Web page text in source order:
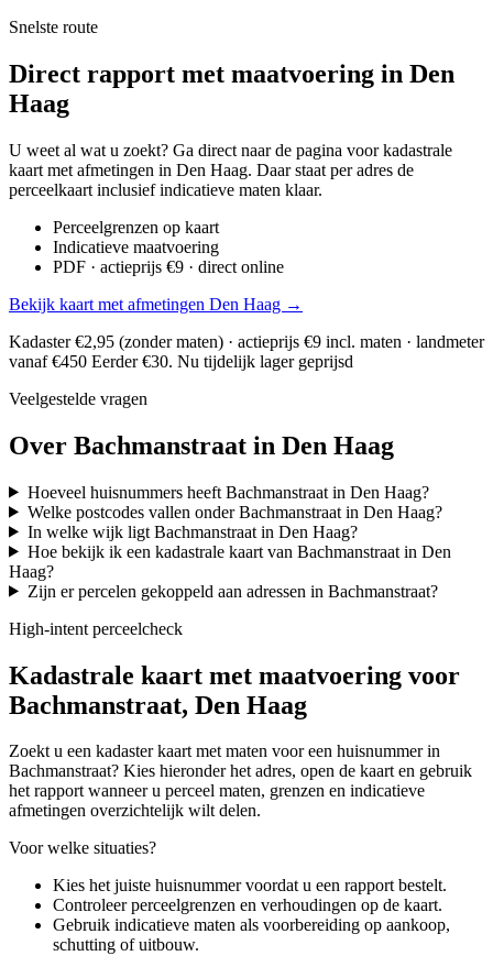
Snelste route
Direct rapport met maatvoering in Den
Haag
U weet al wat u zoekt? Ga direct naar de pagina voor kadastrale
kaart met afmetingen in Den Haag. Daar staat per adres de
perceelkaart inclusief indicatieve maten klaar.
Perceelgrenzen op kaart
Indicatieve maatvoering
PDF · actieprijs €9 · direct online
Bekijk kaart met afmetingen Den Haag →
Kadaster €2,95 (zonder maten) · actieprijs €9 incl. maten · landmeter
vanaf €450 Eerder €30. Nu tijdelijk lager geprijsd
Veelgestelde vragen
Over Bachmanstraat in Den Haag
Hoeveel huisnummers heeft Bachmanstraat in Den Haag?
Welke postcodes vallen onder Bachmanstraat in Den Haag?
In welke wijk ligt Bachmanstraat in Den Haag?
Hoe bekijk ik een kadastrale kaart van Bachmanstraat in Den
Haag?
Zijn er percelen gekoppeld aan adressen in Bachmanstraat?
High-intent perceelcheck
Kadastrale kaart met maatvoering voor
Bachmanstraat, Den Haag
Zoekt u een kadaster kaart met maten voor een huisnummer in
Bachmanstraat? Kies hieronder het adres, open de kaart en gebruik
het rapport wanneer u perceel maten, grenzen en indicatieve
afmetingen overzichtelijk wilt delen.
Voor welke situaties?
Kies het juiste huisnummer voordat u een rapport bestelt.
Controleer perceelgrenzen en verhoudingen op de kaart.
Gebruik indicatieve maten als voorbereiding op aankoop,
schutting of uitbouw.